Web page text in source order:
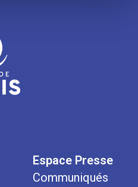
Espace Presse
Communiqués